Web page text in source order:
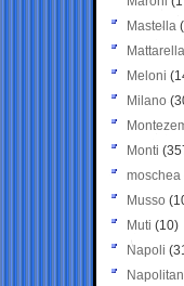
Mastella
Mattarella
Meloni
Milano
Monti
moschea
Musso
Muti (10)
Napoli